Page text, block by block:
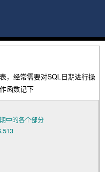
，经常需要对SQL日期进行操
函数记下
使用
中的各个部分